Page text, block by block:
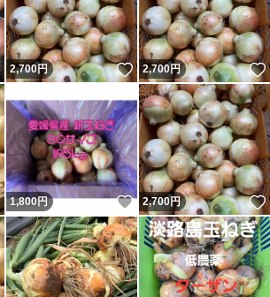
いいね！
2,700円 いいね！
2,700円
いいね！
1,800円 いいね！
2,700円